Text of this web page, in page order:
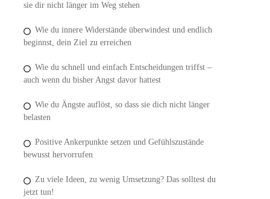
sie dir nicht länger im Weg stehen
Wie du innere Widerstände überwindest und endlich
beginnst, dein Ziel zu erreichen
Wie du schnell und einfach Entscheidungen triffst –
auch wenn du bisher Angst davor hattest
Wie du Ängste auflöst, so dass sie dich nicht länger
belasten
Positive Ankerpunkte setzen und Gefühlszustände
bewusst hervorrufen
Zu viele Ideen, zu wenig Umsetzung? Das solltest du
jetzt tun!